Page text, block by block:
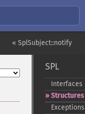
« SplSubject::notify
SPL
Interfaces
Exceptions